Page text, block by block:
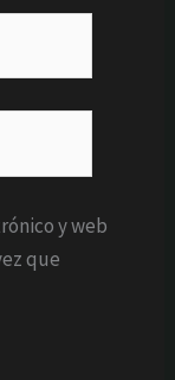
y web
que